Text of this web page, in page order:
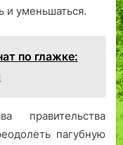
и уменьшаться.
по глажке:
правительства
пагубную